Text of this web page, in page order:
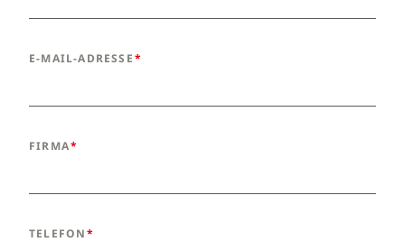
E-MAIL-ADRESSE
FIRMA
TELEFON